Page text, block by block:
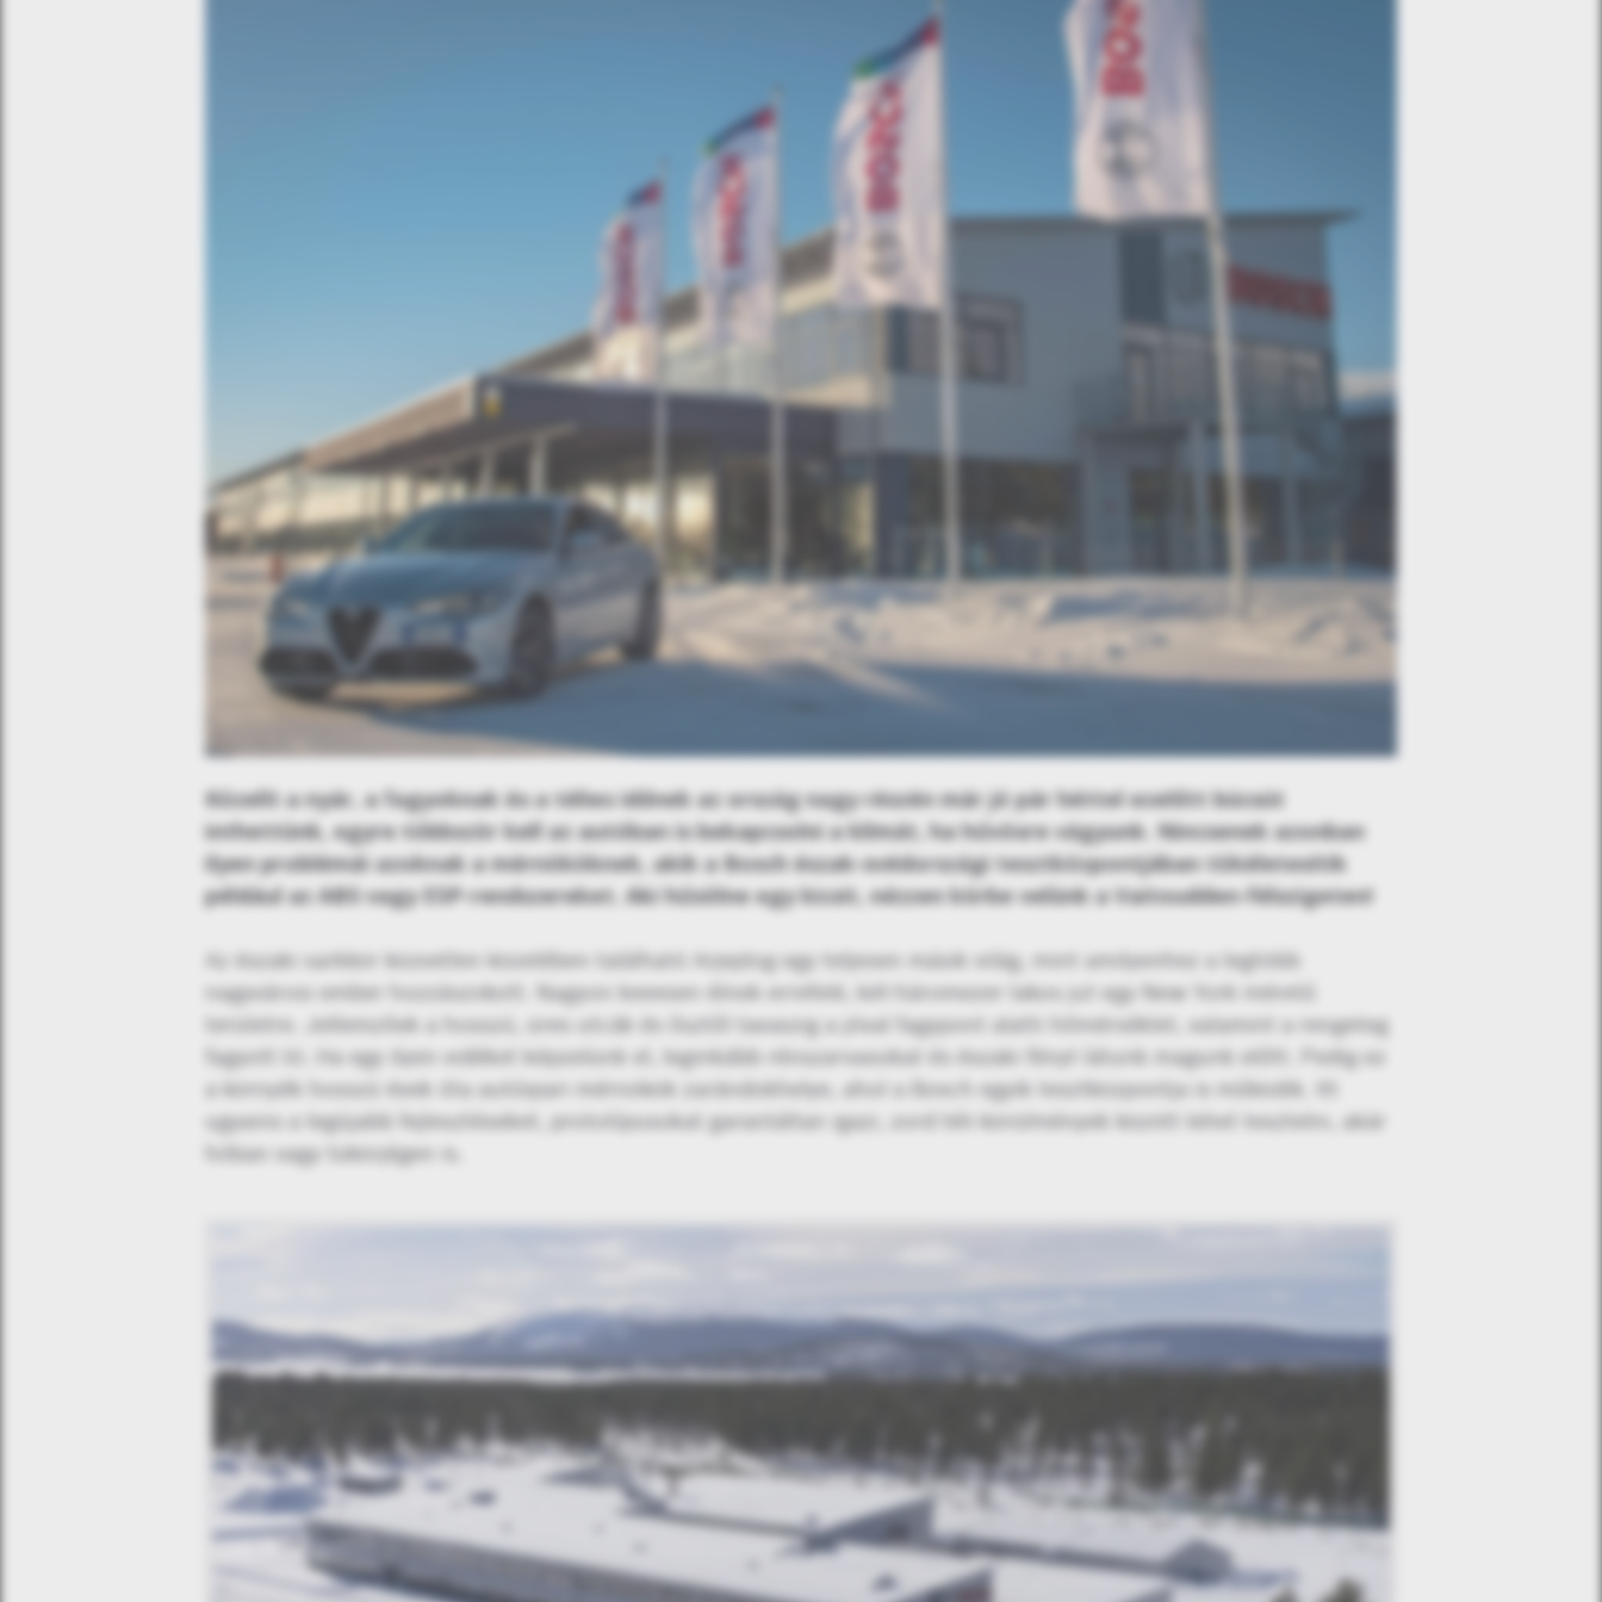
Közelít a nyár, a fagyoknak és a télies időnek az ország nagy részén már jó pár héttel ezelőtt búcsút
inthettünk, egyre többször kell az autóban is bekapcsolni a klímát, ha hűvösre vágyunk. Nincsenek azonban
ilyen problémái azoknak a mérnököknek, akik a Bosch észak-svédországi tesztközpontjában tökéletesítik
például az ABS vagy ESP-rendszereket. Aki hűsölne egy kicsit, nézzen körbe velünk a Vaitoudden-félszigeten!
Az északi sarkkör közvetlen közelében található Arjeplog egy teljesen másik világ, mint amilyenhez a legtöbb
nagyvárosi ember hozzászokott. Nagyon kevesen élnek errefelé, két-háromezer lakos jut egy New York méretű
területre. Jellemzőek a hosszú, üres utcák és ősztől tavaszig a jóval fagypont alatti hőmérséklet, valamint a rengeteg
fagyott tó. Ha egy ilyen vidéket képzelünk el, leginkább rénszarvasokat és északi fényt látunk magunk előtt. Pedig ez
a környék hosszú évek óta autóipari mérnökök zarándokhelye, ahol a Bosch egyik tesztközpontja is működik. Itt
ugyanis a legújabb fejlesztéseket, prototípusokat garantáltan igazi, zord téli körülmények között lehet tesztelni, akár
hóban vagy tükörjégen is.